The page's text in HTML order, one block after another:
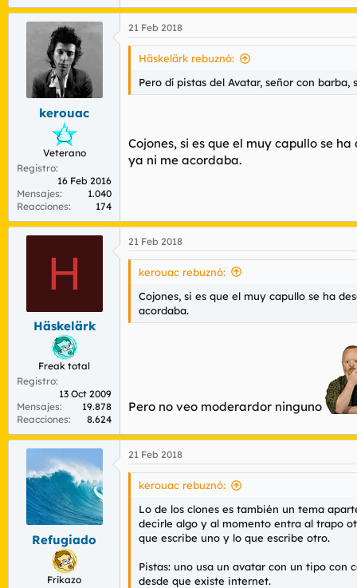
kerouac
Veterano
Registro
16 Feb 2016
Mensajes
1.040
Reacciones
174
21 Feb 2018
Häskelärk rebuznó:
Pero dí pistas del Avatar, señor con
Cojones, si es que el muy capullo se
ya ni me acordaba.
H
Häskelärk
Freak total
Registro
13 Oct 2009
Mensajes
19.878
Reacciones
8.624
21 Feb 2018
kerouac rebuznó:
Cojones, si es que el muy capullo se ha
acordaba.
Pero no veo moderardor ninguno
Refugiado
Frikazo
21 Feb 2018
kerouac rebuznó:
Lo de los clones es también un tema
decirle algo y al momento entra al trapo
que escribe uno y lo que escribe otro.
Pistas: uno usa un avatar con un tipo
desde que existe internet.